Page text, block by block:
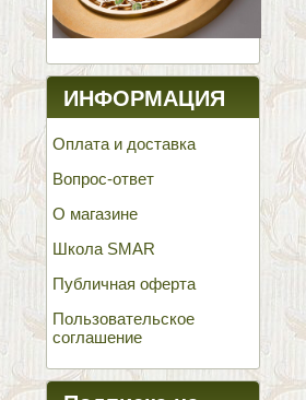
ИНФОРМАЦИЯ
Оплата и доставка
Вопрос-ответ
О магазине
Школа SMAR
Публичная оферта
Пользовательское
соглашение